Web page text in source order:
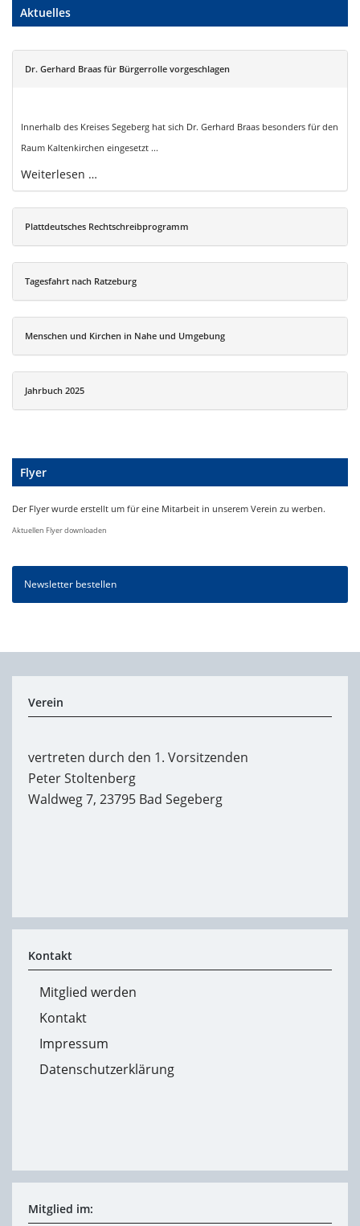
Aktuelles
Dr. Gerhard Braas für Bürgerrolle vorgeschlagen
Innerhalb des Kreises Segeberg hat sich Dr. Gerhard Braas besonders für den
Raum Kaltenkirchen eingesetzt ...
Weiterlesen …
Plattdeutsches Rechtschreibprogramm
Tagesfahrt nach Ratzeburg
Menschen und Kirchen in Nahe und Umgebung
Jahrbuch 2025
Flyer
Der Flyer wurde erstellt um für eine Mitarbeit in unserem Verein zu werben.
Aktuellen Flyer downloaden
Newsletter bestellen
Verein
vertreten durch den 1. Vorsitzenden
Peter Stoltenberg
Waldweg 7, 23795 Bad Segeberg
Kontakt
Mitglied werden
Kontakt
Impressum
Datenschutzerklärung
Mitglied im: